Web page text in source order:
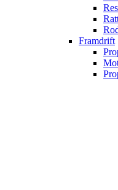
Framdrift